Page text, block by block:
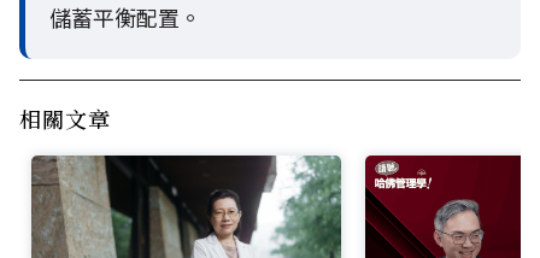
儲蓄平衡配置。
相關文章